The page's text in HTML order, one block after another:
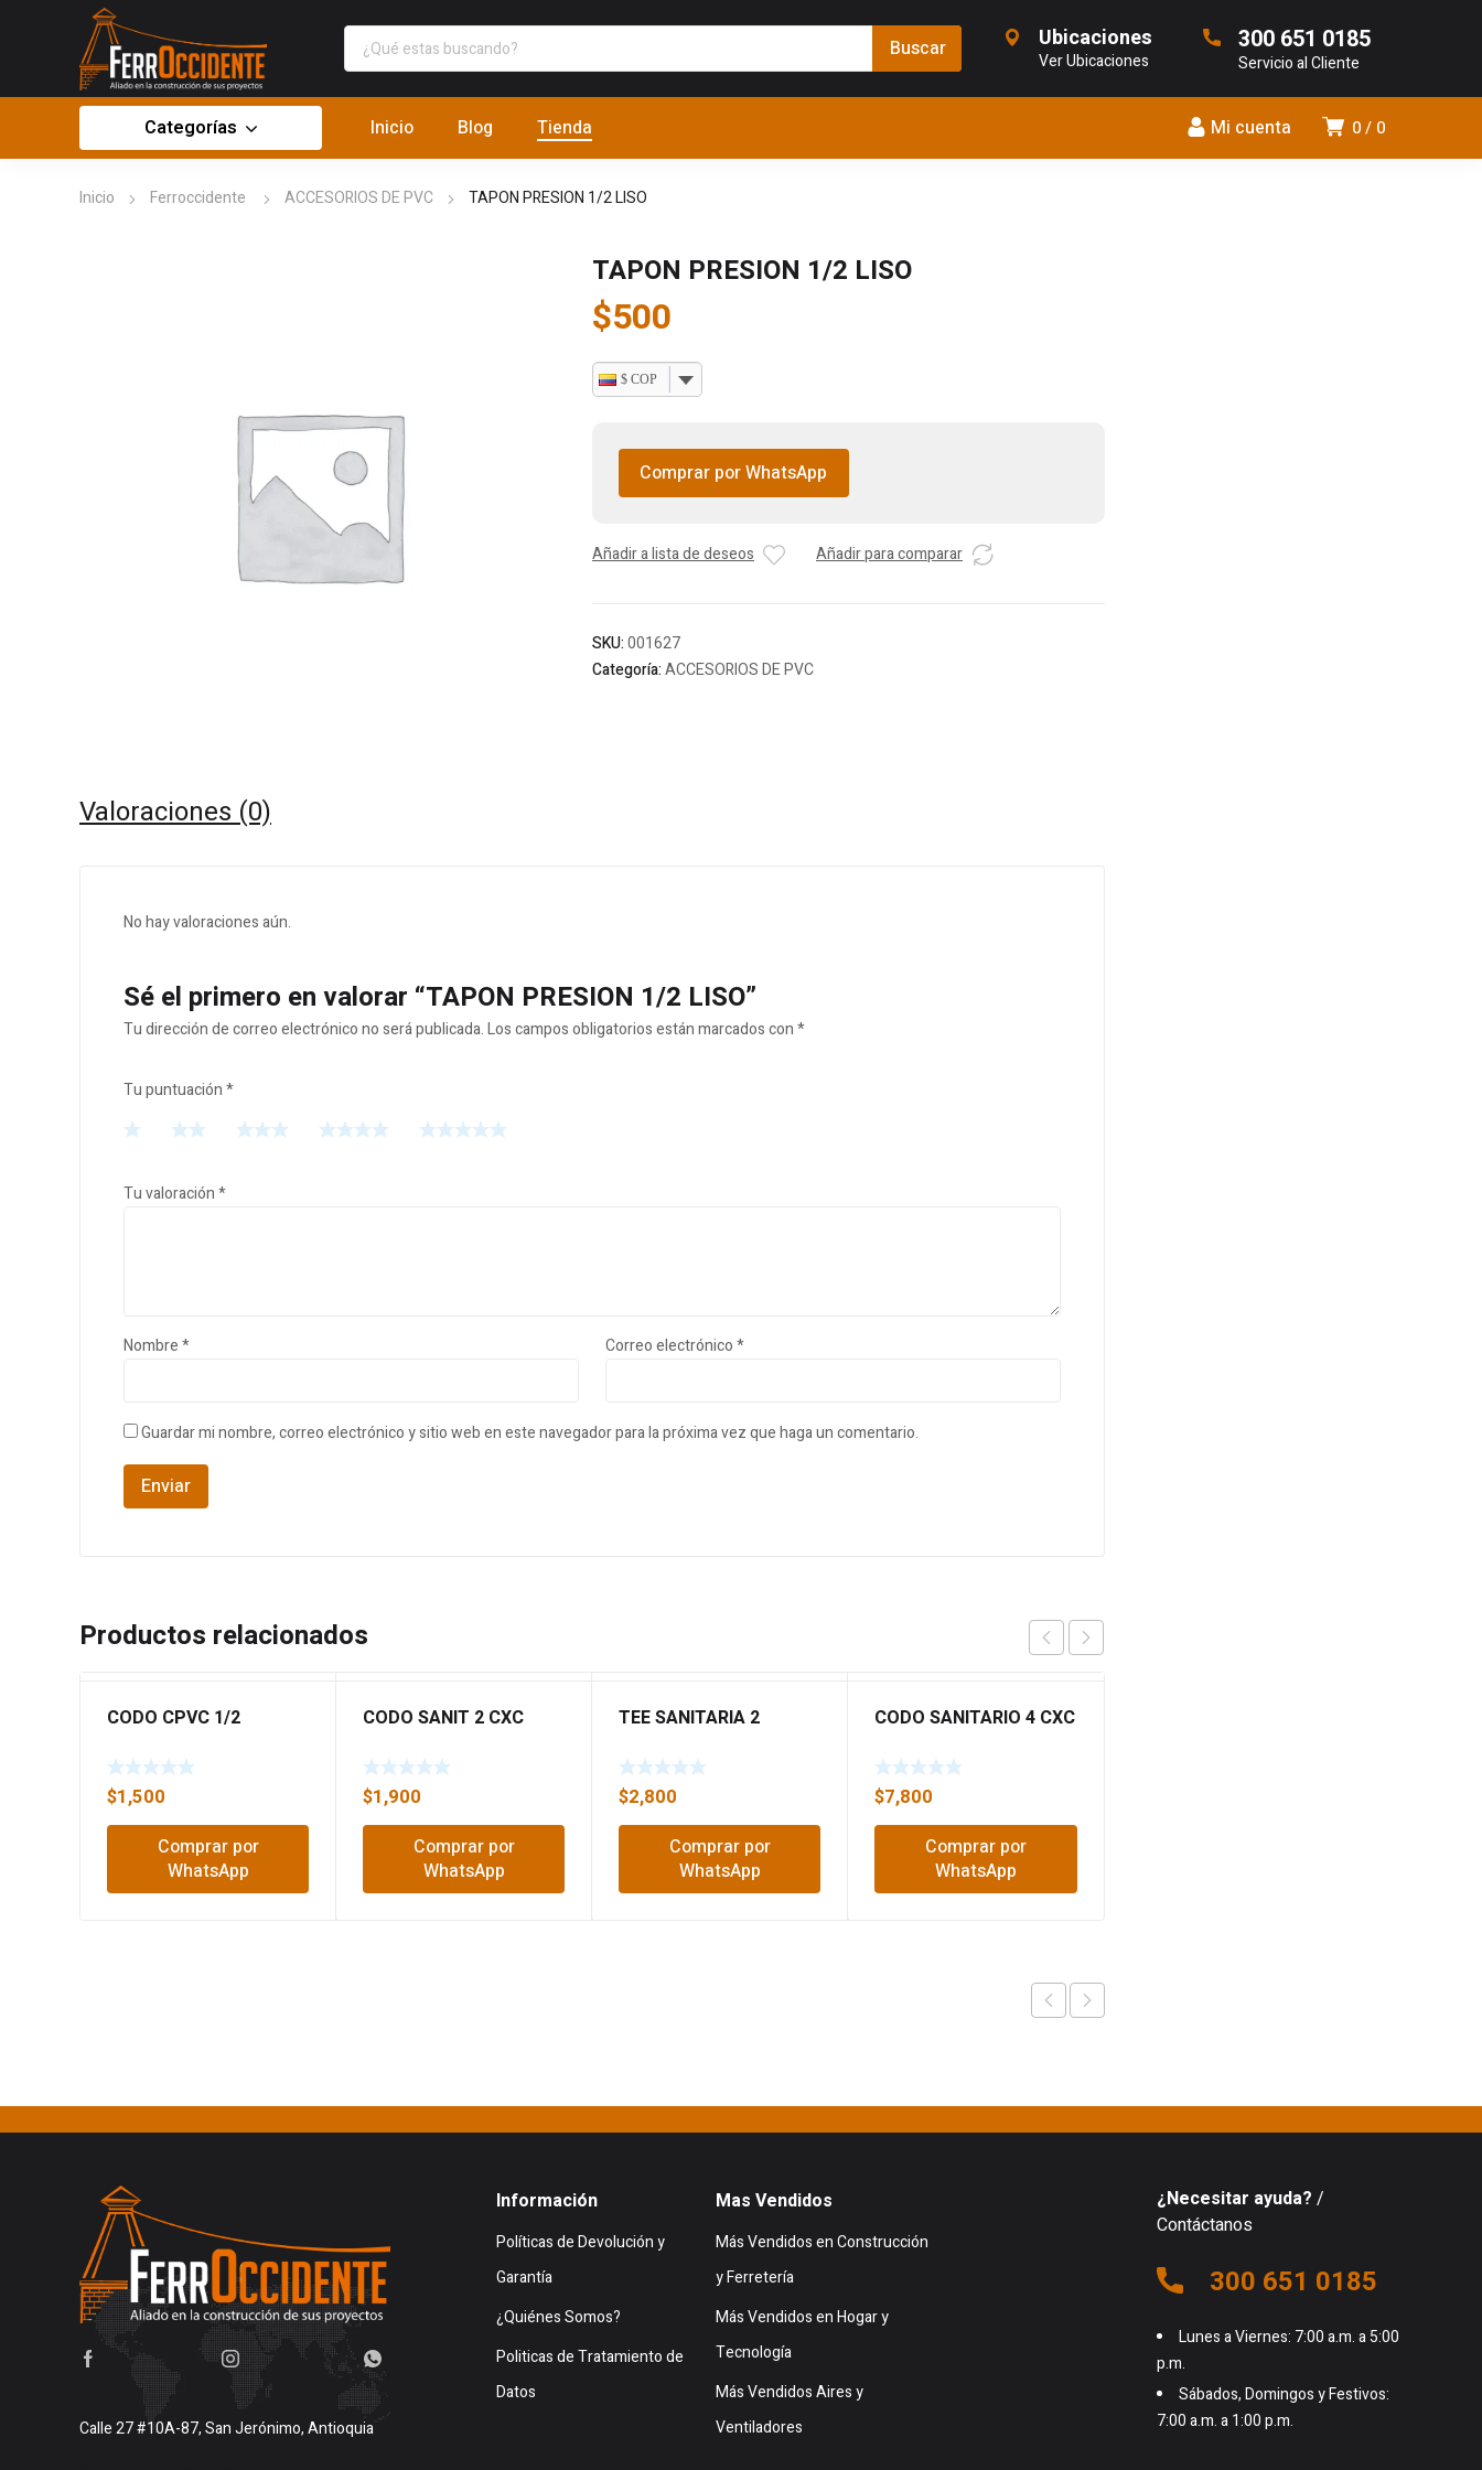
Ubicaciones
Ver Ubicaciones
300 651 0185
Servicio al Cliente
0 0
Mi cuenta
Categorías Inicio Blog Tienda
Inicio Ferroccidente ACCESORIOS DE PVC TAPON PRESION 1/2 LISO
TAPON PRESION 1/2 LISO
$500
$ COP
Comprar por WhatsApp
Añadir a lista de deseos Añadir para comparar
SKU:001627
Categoría:ACCESORIOS DE PVC
Valoraciones (0)
No hay valoraciones aún.
Sé el primero en valorar “TAPON PRESION 1/2 LISO”
Tu dirección de correo electrónico no será publicada.Los campos obligatorios están marcados con*
Tu puntuación*
Tu valoración*
Nombre* Correo electrónico*
Guardar mi nombre, correo electrónico y sitio web en este navegador para la próxima vez que haga un comentario.
Productos relacionados
CODO CPVC 1/2
$1,500
Comprar por
WhatsApp
CODO SANIT 2 CXC
$1,900
Comprar por
WhatsApp
TEE SANITARIA 2
$2,800
Comprar por
WhatsApp
CODO SANITARIO 4 CXC
$7,800
Comprar por
WhatsApp
Calle 27 #10A-87, San Jerónimo, Antioquia
Información
Políticas de Devolución y
Garantía
¿Quiénes Somos?
Politicas de Tratamiento de
Datos
Mas Vendidos
Más Vendidos en Construcción
y Ferretería
Más Vendidos en Hogar y
Tecnología
Más Vendidos Aires y
Ventiladores
¿Necesitar ayuda? /
Contáctanos
300 651 0185
Lunes a Viernes: 7:00 a.m. a 5:00
p.m.
Sábados, Domingos y Festivos:
7:00 a.m. a 1:00 p.m.